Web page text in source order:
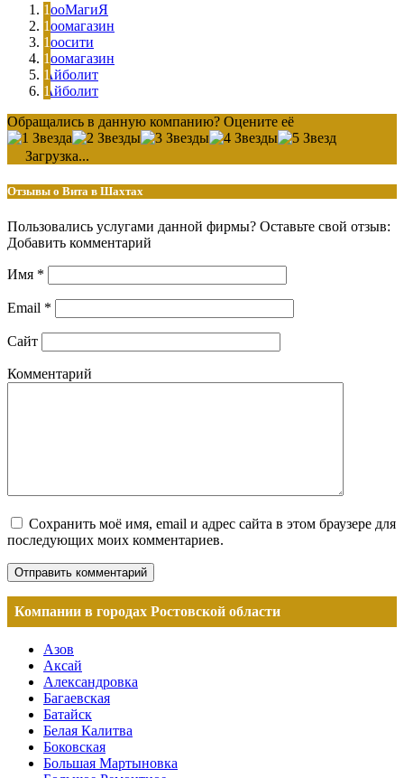
ЗооМагиЯ
Зоомагазин
Зоосити
Зоомагазин
Айболит
Айболит
Обращались в данную компанию? Оцените её
Загрузка...
Отзывы о Вита в Шахтах
Пользовались услугами данной фирмы? Оставьте свой отзыв:
Добавить комментарий
Имя *
Email *
Сайт
Комментарий
Сохранить моё имя, email и адрес сайта в этом браузере для
последующих моих комментариев.
Компании в городах Ростовской области
Азов
Аксай
Александровка
Багаевская
Батайск
Белая Калитва
Боковская
Большая Мартыновка